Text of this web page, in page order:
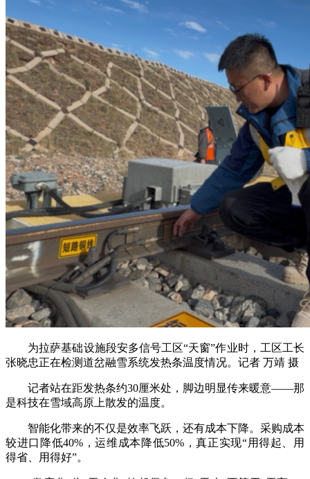
为拉萨基础设施段安多信号工区“天窗”作业时，工区工长
张晓忠正在检测道岔融雪系统发热条温度情况。记者 万靖 摄
记者站在距发热条约30厘米处，脚边明显传来暖意——那
是科技在雪域高原上散发的温度。
智能化带来的不仅是效率飞跃，还有成本下降。采购成本
较进口降低40%，运维成本降低50%，真正实现“用得起、用
得省、用得好”。